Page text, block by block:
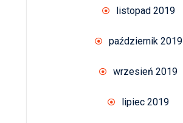
listopad 2019
październik 2019
wrzesień 2019
lipiec 2019